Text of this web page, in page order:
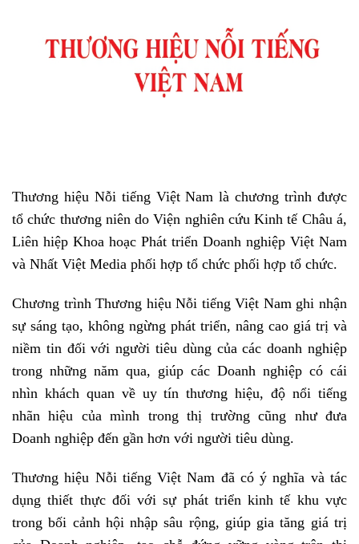
Thương hiệu Nỗi tiếng Việt Nam là chương trình được
tổ chức thương niên do Viện nghiên cứu Kinh tế Châu á,
Liên hiệp Khoa hoạc Phát triển Doanh nghiệp Việt Nam
và Nhất Việt Media phối hợp tổ chức phối hợp tổ chức.
Chương trình Thương hiệu Nỗi tiếng Việt Nam ghi nhận
sự sáng tạo, không ngừng phát triển, nâng cao giá trị và
niềm tin đối với người tiêu dùng của các doanh nghiệp
trong những năm qua, giúp các Doanh nghiệp có cái
nhìn khách quan về uy tín thương hiệu, độ nổi tiếng
nhãn hiệu của mình trong thị trường cũng như đưa
Doanh nghiệp đến gần hơn với người tiêu dùng.
Thương hiệu Nỗi tiếng Việt Nam đã có ý nghĩa và tác
dụng thiết thực đối với sự phát triển kinh tế khu vực
trong bối cảnh hội nhập sâu rộng, giúp gia tăng giá trị